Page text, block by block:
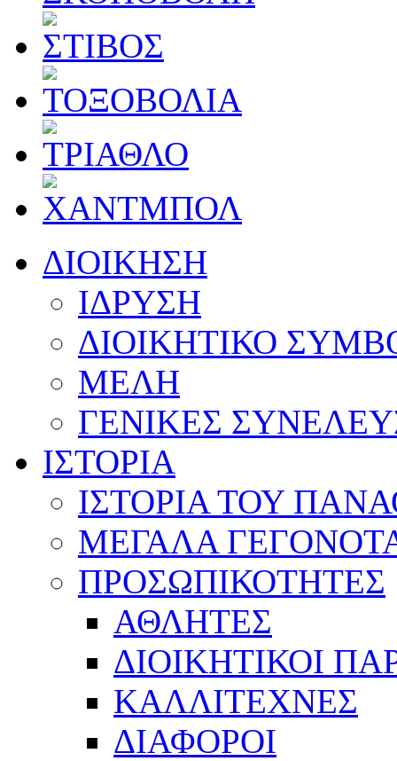
ΔΙΟΙΚΗΣΗ
ΙΔΡΥΣΗ
ΔΙΟΙΚΗΤΙΚΟ
ΜΕΛΗ
ΓΕΝΙΚΕΣ
ΙΣΤΟΡΙΑ
ΙΣΤΟΡΙΑ ΤΟΥ
ΜΕΓΑΛΑ
ΠΡΟΣΩΠΙΚΟΤΗΤΕΣ
ΑΘΛΗΤΕΣ
ΔΙΟΙΚΗΤΙΚΟΙ
ΚΑΛΛΙΤΕΧΝΕΣ
ΔΙΑΦΟΡΟΙ